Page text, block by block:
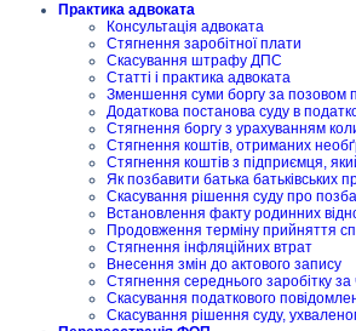
Практика адвоката
Консультація адвоката
Стягнення заробітної плати
Скасування штрафу ДПС
Статті і практика адвоката
Зменшення суми боргу за позовом
Додаткова постанова суду в
Стягнення боргу з урахуванням
Стягнення коштів, отриманих
Стягнення коштів з підприємця,
Як позбавити батька батьківських
Скасування рішення суду про
Встановлення факту родинних
Продовження терміну прийняття
Стягнення інфляційних втрат
Внесення змін до актового запису
Стягнення середнього заробітку
Скасування податкового
Скасування рішення суду,